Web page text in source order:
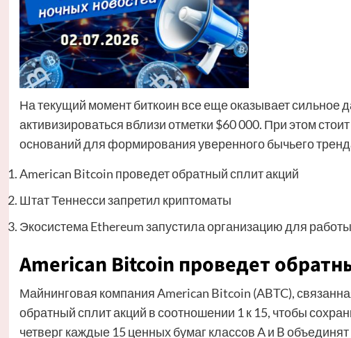
На текущий момент биткоин все еще оказывает сильное
активизироваться вблизи отметки $60 000. При этом
оснований для формирования уверенного бычьего
American Bitcoin проведет обратный сплит акций
Штат Теннесси запретил криптоматы
Экосистема Ethereum запустила организацию для
American Bitcoin проведет
Майнинговая компания American Bitcoin (ABTC),
обратный сплит акций в соотношении 1 к 15, чтобы
четверг каждые 15 ценных бумаг классов A и B